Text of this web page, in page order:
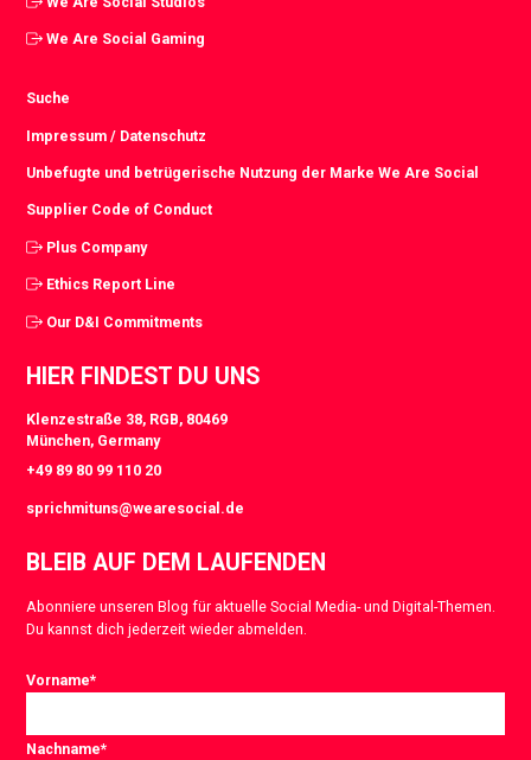
We Are Social Gaming
Suche
Impressum / Datenschutz
Unbefugte und betrügerische Nutzung der Marke We Are Social
Supplier Code of Conduct
Plus Company
Ethics Report Line
Our D&I Commitments
HIER FINDEST DU UNS
Klenzestraße 38, RGB, 80469
München, Germany
+49 89 80 99 110 20
sprichmituns@wearesocial.de
BLEIB AUF DEM LAUFENDEN
Abonniere unseren Blog für aktuelle Social Media- und Digital-Themen.
Du kannst dich jederzeit wieder abmelden.
Vorname*
Nachname*